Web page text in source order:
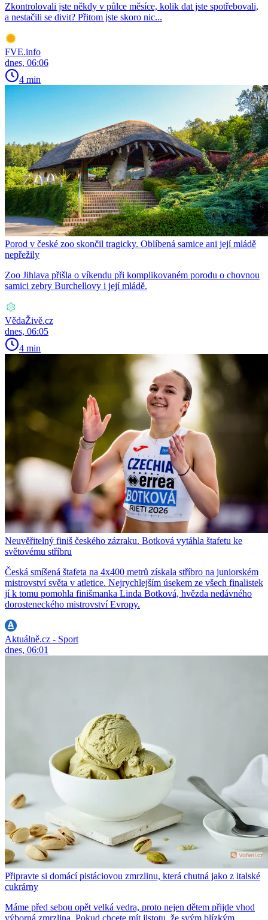
Zkontrolovali jste někdy v půlce měsíce, kolik dat jste spotřebovali,
a nestačili se divit? Přitom jste skoro nic...
FVE.info
dnes, 06:06
4 min
Porod v české zoo skončil tragicky. Oblíbená samice ani její mládě
nepřežily
Zoo Jihlava přišla o víkendu při komplikovaném porodu o chovnou
samici zebry Burchellovy i její mládě.
VědaŽivě.cz
dnes, 06:05
4 min
Neuvěřitelný finiš českého zázraku. Botková vytáhla štafetu ke
světovému stříbru
Česká smíšená štafeta na 4x400 metrů získala stříbro na juniorském
mistrovství světa v atletice. Nejrychlejším úsekem ze všech finalistek
jí k tomu pomohla finišmanka Linda Botková, hvězda nedávného
dorosteneckého mistrovství Evropy.
Aktuálně.cz - Sport
dnes, 06:01
Připravte si domácí pistáciovou zmrzlinu, která chutná jako z italské
cukrárny
Máme před sebou opět velká vedra, proto nejen dětem přijde vhod